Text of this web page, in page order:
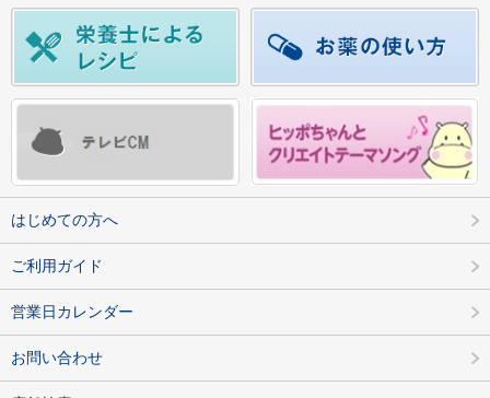
はじめての方へ
ご利用ガイド
営業日カレンダー
お問い合わせ